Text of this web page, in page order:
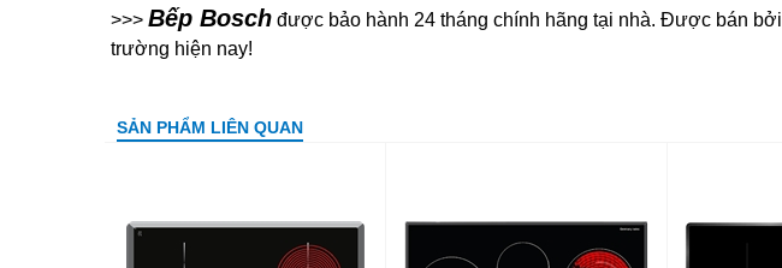
>>> Bếp Bosch được bảo hành 24 tháng chính hãng tại nhà. Được bán bởi
trường hiện nay!
SẢN PHẨM LIÊN QUAN